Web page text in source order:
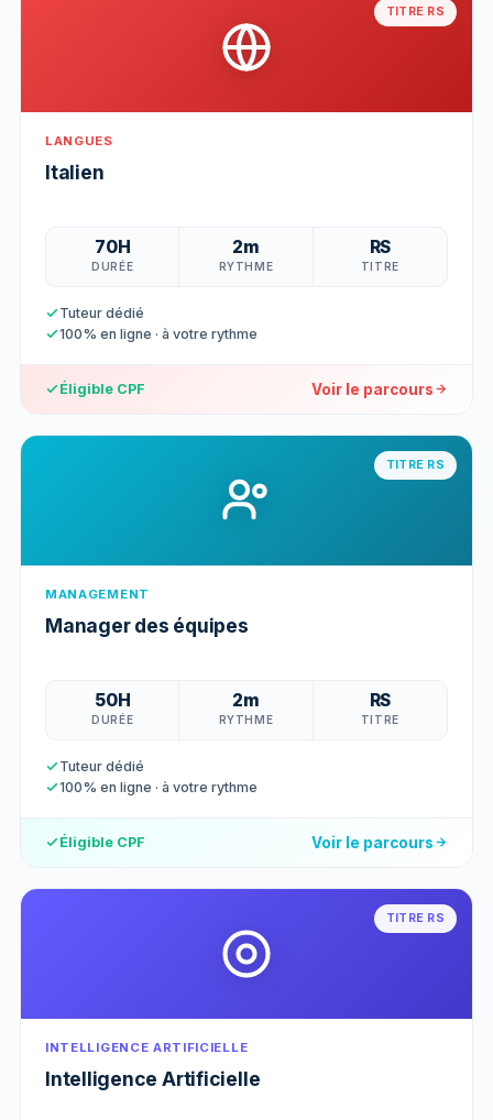
TITRE RS
LANGUES
Italien
70H
DURÉE
2m
RYTHME
RS
TITRE
Tuteur dédié
100% en ligne · à votre rythme
Éligible CPF Voir le parcours
TITRE RS
MANAGEMENT
Manager des équipes
50H
DURÉE
2m
RYTHME
RS
TITRE
Tuteur dédié
100% en ligne · à votre rythme
Éligible CPF Voir le parcours
TITRE RS
INTELLIGENCE ARTIFICIELLE
Intelligence Artificielle